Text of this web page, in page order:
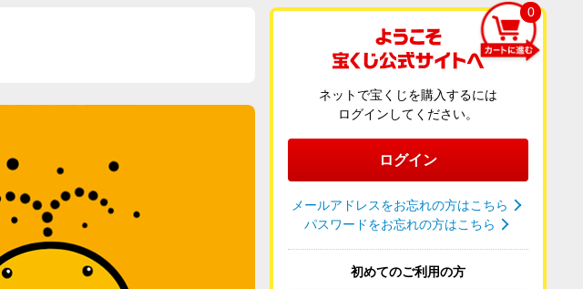
0
ネットで宝くじを購入するには
ログインしてください。
ログイン
メールアドレスをお忘れの方はこちら
パスワードをお忘れの方はこちら
初めてのご利用の方